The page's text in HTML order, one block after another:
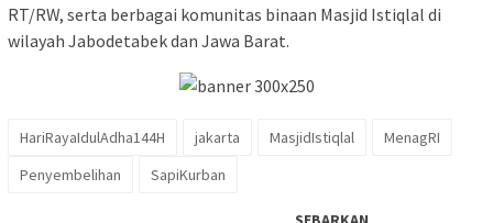
RT/RW, serta berbagai komunitas binaan Masjid Istiqlal di
wilayah Jabodetabek dan Jawa Barat.
HariRayaIdulAdha144H jakarta MasjidIstiqlal
MenagRI
Penyembelihan
SapiKurban